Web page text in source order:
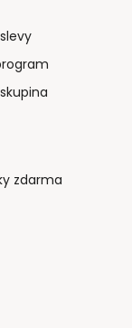
zdarma